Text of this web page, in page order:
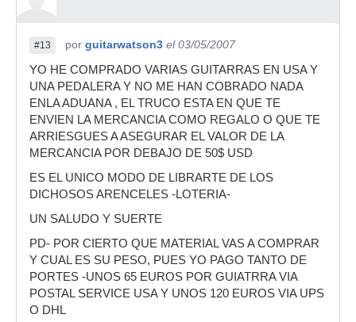
#13 por guitarwatson3 el 03/05/2007
YO HE COMPRADO VARIAS GUITARRAS EN USA Y
UNA PEDALERA Y NO ME HAN COBRADO NADA
ENLA ADUANA , EL TRUCO ESTA EN QUE TE
ENVIEN LA MERCANCIA COMO REGALO O QUE TE
ARRIESGUES A ASEGURAR EL VALOR DE LA
MERCANCIA POR DEBAJO DE 50$ USD
ES EL UNICO MODO DE LIBRARTE DE LOS
DICHOSOS ARENCELES -LOTERIA-
UN SALUDO Y SUERTE
PD- POR CIERTO QUE MATERIAL VAS A COMPRAR
Y CUAL ES SU PESO, PUES YO PAGO TANTO DE
PORTES -UNOS 65 EUROS POR GUIATRRA VIA
POSTAL SERVICE USA Y UNOS 120 EUROS VIA UPS
O DHL